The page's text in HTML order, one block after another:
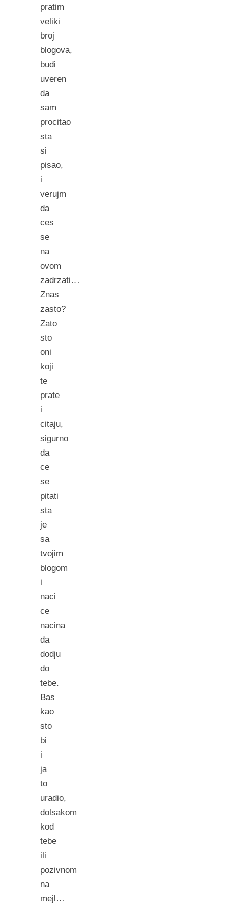
pratim
veliki
broj
blogova,
budi
uveren
da
sam
procitao
sta
si
pisao,
i
verujm
da
ces
se
na
ovom
zadrzati…
Znas
zasto?
Zato
sto
oni
koji
te
prate
i
citaju,
sigurno
da
ce
se
pitati
sta
je
sa
tvojim
blogom
i
naci
ce
nacina
da
dodju
do
tebe.
Bas
kao
sto
bi
i
ja
to
uradio,
dolsakom
kod
tebe
ili
pozivnom
na
mejl…